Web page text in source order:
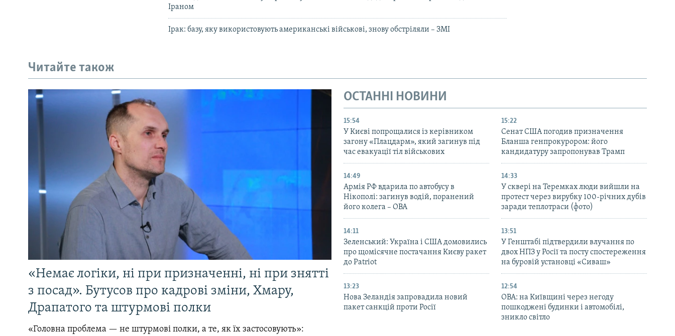
Іраном
Ірак: базу, яку використовують американські військові, знову обстріляли – ЗМІ
Читайте також
«Немає логіки, ні при призначенні, ні при знятті
з посад». Бутусов про кадрові зміни, Хмару,
Драпатого та штурмові полки
«Головна проблема — не штурмові полки, а те, як їх застосовують»:
ОСТАННІ НОВИНИ
15:54
У Києві попрощалися із керівником
загону «Плацдарм», який загинув під
час евакуації тіл військових
15:22
Сенат США погодив призначення
Бланша генпрокурором: його
кандидатуру запропонував Трамп
14:49
Армія РФ вдарила по автобусу в
Нікополі: загинув водій, поранений
його колега – ОВА
14:33
У сквері на Теремках люди вийшли на
протест через вирубку 100-річних дубів
заради теплотраси (фото)
14:11
Зеленський: Україна і США домовились
про щомісячне постачання Києву ракет
до Patriot
13:51
У Генштабі підтвердили влучання по
двох НПЗ у Росії та посту спостереження
на буровій установці «Сиваш»
13:23
Нова Зеландія запровадила новий
пакет санкцій проти Росії
12:54
ОВА: на Київщині через негоду
пошкоджені будинки і автомобілі,
зникло світло